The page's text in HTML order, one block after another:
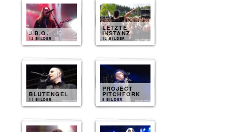
J.B.O.
12 BILDER
LETZTE
INSTANZ
12 BILDER
BLUTENGEL
11 BILDER
PROJECT
PITCHFORK
9 BILDER